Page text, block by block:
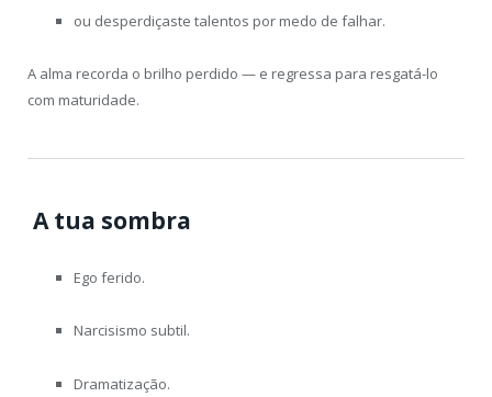
ou desperdiçaste talentos por medo de falhar.
A alma recorda o brilho perdido — e regressa para resgatá-lo
com maturidade.
A tua sombra
Ego ferido.
Narcisismo subtil.
Dramatização.